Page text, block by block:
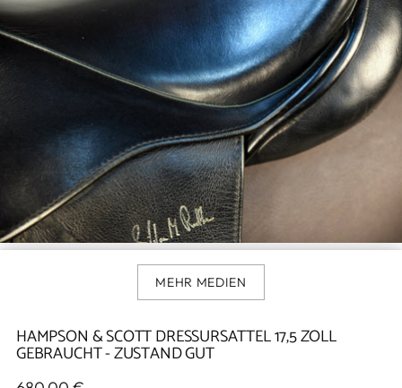
MEHR MEDIEN
HAMPSON & SCOTT DRESSURSATTEL 17,5 ZOLL
GEBRAUCHT - ZUSTAND GUT